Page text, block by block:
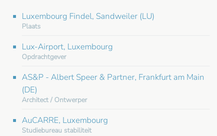
Luxembourg Findel, Sandweiler (LU)
Plaats
Lux-Airport, Luxembourg
Opdrachtgever
AS&P - Albert Speer & Partner, Frankfurt am Main
(DE)
Architect / Ontwerper
AuCARRE, Luxembourg
Studiebureau stabiliteit